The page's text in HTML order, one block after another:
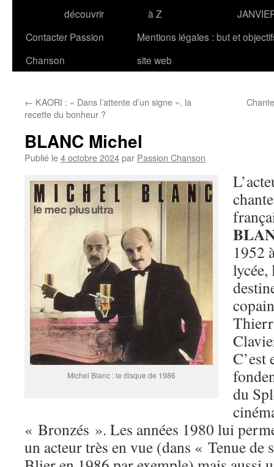
découvrir
à Z
Contacter Passion
Chanson
Mentions légales : but et
site web
← KAORI : « Dans l’attente d’un signe », la
recette du bonheur ?
BLANC Michel
Publié le4 octobre 2024par Passion Chanson
Michel Blanc : le disque de 1986
1952
lycée,
C’est
du
« Bronzés ». Les années 1980 lui
un acteur très en vue (dans « Tenue de